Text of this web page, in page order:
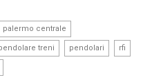
palermo centrale
treni pendolari rfi